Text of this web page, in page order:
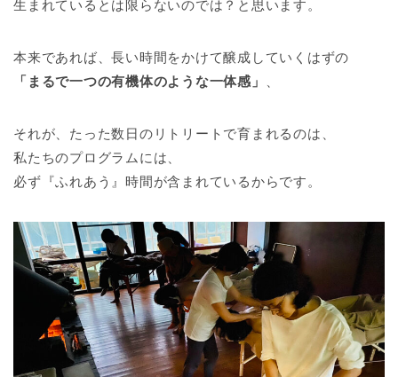
生まれているとは限らないのでは？と思います。
本来であれば、長い時間をかけて醸成していくはずの
「まるで一つの有機体のような一体感」
それが、たった数日のリトリートで育まれるのは、
私たちのプログラムには、
必ず『ふれあう』時間が含まれているからです。